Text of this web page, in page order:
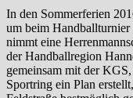
In den Sommerferien
um beim
nimmt eine
der Handballregion
gemeinsam mit der
Sportring ein Plan